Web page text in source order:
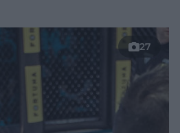
27